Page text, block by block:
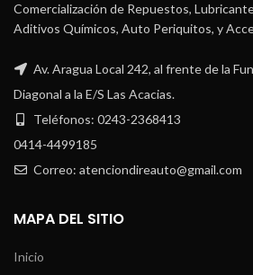
Comercialización de Repuestos,
Aditivos Químicos, Auto Periquitos, y
Av. Aragua Local 242, al frente de la
Diagonal a la E/S Las Acacias.
Teléfonos: 0243-2368413
0414-4499185
Correo: atenciondireauto@gmail.com
MAPA DEL SITIO
Inicio